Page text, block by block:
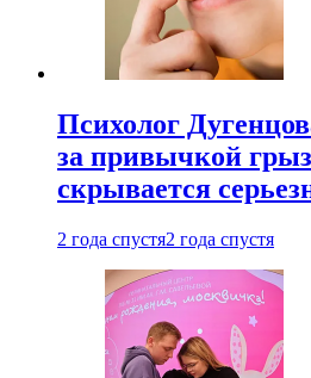
Психолог
за привычкой
скрывается
2 года спустя2 года спустя